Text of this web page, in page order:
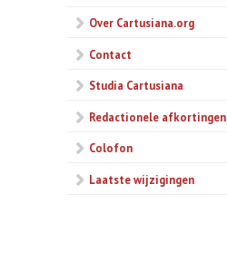
Over Cartusiana.org
Contact
Studia Cartusiana
Redactionele afkortingen
Colofon
Laatste wijzigingen